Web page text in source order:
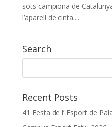
sots campiona de
l’aparell de cinta....
Search
Recent Posts
41 Festa de l’ Esport de